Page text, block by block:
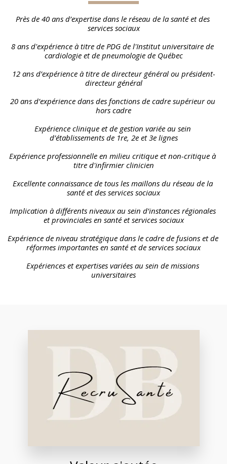
Près de 40 ans d’expertise dans le réseau de la santé et des
services sociaux
8 ans d'expérience à titre de PDG de l'Institut universitaire de
cardiologie et de pneumologie de Québec
12 ans d’expérience à titre de directeur général ou président-
directeur général
20 ans d’expérience dans des fonctions de cadre supérieur ou
hors cadre
Expérience clinique et de gestion variée au sein
d’établissements de 1re, 2e et 3e lignes
Expérience professionnelle en milieu critique et non-critique à
titre d'infirmier clinicien
Excellente connaissance de tous les maillons du réseau de la
santé et des services sociaux
Implication à différents niveaux au sein d’instances régionales
et provinciales en santé et services sociaux
Expérience de niveau stratégique dans le cadre de fusions et de
réformes importantes en santé et de services sociaux
Expériences et expertises variées au sein de missions
universitaires